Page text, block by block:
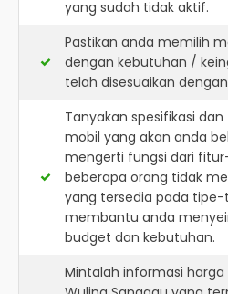
yang sudah tidak aktif.
Pastikan anda memilih
dengan kebutuhan /
telah disesuaikan
Tanyakan spesifikasi
mobil yang akan anda
mengerti fungsi dari
beberapa orang tidak
yang tersedia pada
membantu anda
budget dan kebutuhan.
Mintalah informasi